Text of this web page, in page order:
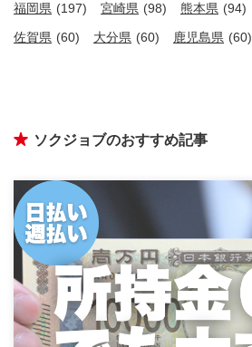
福岡県 (197) 宮崎県 (98) 熊本県 (94)
佐賀県 (60) 大分県 (60) 鹿児島県 (60)
ソクジョブのおすすめ記事